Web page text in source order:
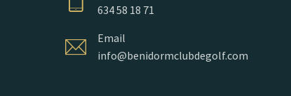
634 58 18 71
Email
info@benidormclubdegolf.com